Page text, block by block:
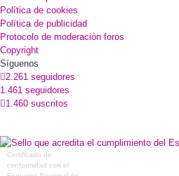
Política de cookies
Política de publicidad
Protocolo de moderación foros
Copyright
Síguenos
2.261 seguidores
1.461 seguidores
1.460 suscritos
Certificado de
conformidad con el